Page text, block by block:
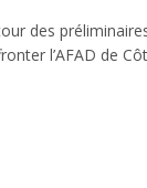
des
l’AFAD de